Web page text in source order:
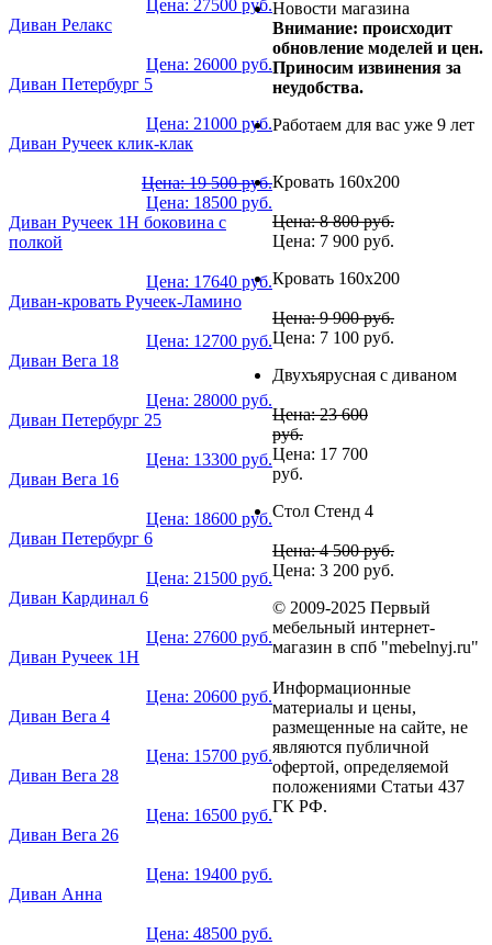
Цена: 27500 руб.
Диван Релакс
Цена: 26000 руб.
Диван Петербург 5
Цена: 21000 руб.
Диван Ручеек клик-клак
Цена: 19 500 руб.
Цена: 18500 руб.
Диван Ручеек 1Н боковина с
полкой
Цена: 17640 руб.
Диван-кровать Ручеек-Ламино
Цена: 12700 руб.
Диван Вега 18
Цена: 28000 руб.
Диван Петербург 25
Цена: 13300 руб.
Диван Вега 16
Цена: 18600 руб.
Диван Петербург 6
Цена: 21500 руб.
Диван Кардинал 6
Цена: 27600 руб.
Диван Ручеек 1Н
Цена: 20600 руб.
Диван Вега 4
Цена: 15700 руб.
Диван Вега 28
Цена: 16500 руб.
Диван Вега 26
Цена: 19400 руб.
Диван Анна
Цена: 48500 руб.
Новости магазина
Внимание: происходит
обновление моделей и цен.
Приносим извинения за
неудобства.
Работаем для вас уже 9 лет
Кровать 160х200
Цена: 8 800 руб.
Цена: 7 900 руб.
Кровать 160х200
Цена: 9 900 руб.
Цена: 7 100 руб.
Двухъярусная с диваном
Цена: 23 600
руб.
Цена: 17 700
руб.
Стол Стенд 4
Цена: 4 500 руб.
Цена: 3 200 руб.
© 2009-2025 Первый
мебельный интернет-
магазин в спб "mebelnyj.ru"
Информационные
материалы и цены,
размещенные на сайте, не
являются публичной
офертой, определяемой
положениями Статьи 437
ГК РФ.